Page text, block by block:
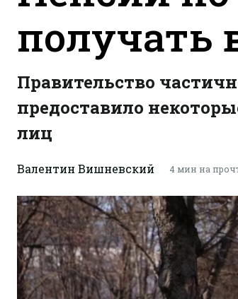
Правительство
предоставило
лиц
Валентин Вишневский 4 мин на